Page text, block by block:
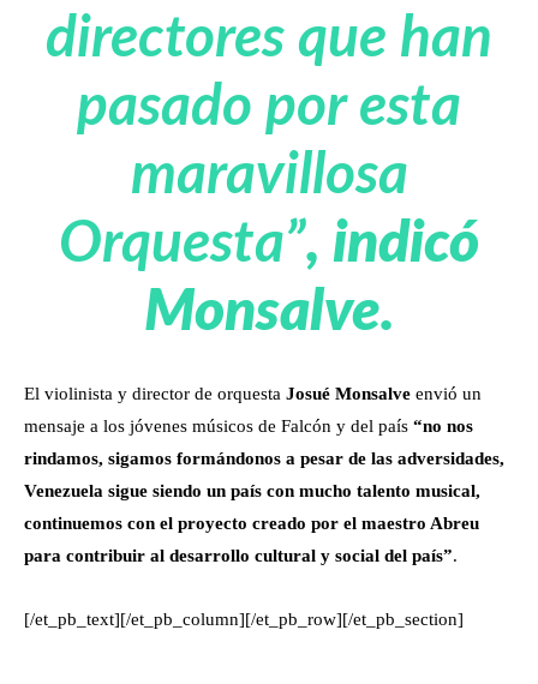
directores que han
pasado por esta
maravillosa
Orquesta”, indicó
Monsalve.
El violinista y director de orquesta Josué Monsalve envió un
mensaje a los jóvenes músicos de Falcón y del país “no nos
rindamos, sigamos formándonos a pesar de las adversidades,
Venezuela sigue siendo un país con mucho talento musical,
continuemos con el proyecto creado por el maestro Abreu
para contribuir al desarrollo cultural y social del país”.
[/et_pb_text][/et_pb_column][/et_pb_row][/et_pb_section]